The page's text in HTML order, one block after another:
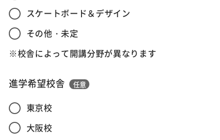
スケートボード＆デザイン
その他・未定
※校舎によって開講分野が異なります
進学希望校舎 任意
東京校
大阪校